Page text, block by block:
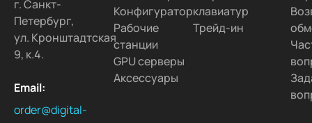
г. Санкт-
Петербург,
ул. Кронштадтская
9, к.4.
Email:
order@digital-
Конфигуратор
Рабочие
станции
GPU серверы
Аксессуары
клавиатур
Трейд-ин